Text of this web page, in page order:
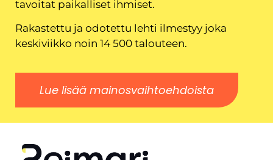
tavoitat paikalliset ihmiset.
Rakastettu ja odotettu lehti ilmestyy joka
keskiviikko noin 14 500 talouteen.
Lue lisää mainosvaihtoehdoista